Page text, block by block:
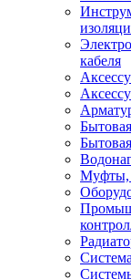
кабеля
Муфты,